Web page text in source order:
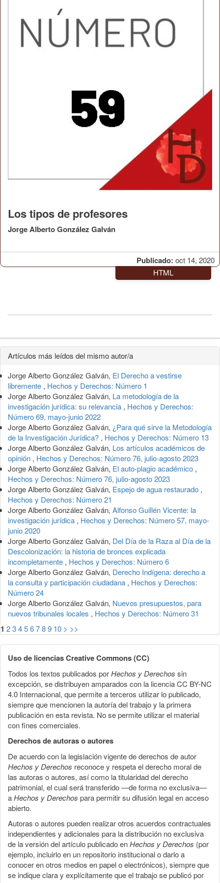
Publicado: oct 14, 2020
Los tipos de profesores
Jorge Alberto González Galván
HTML
Detalles
del
artículo
Artículos más leídos del mismo autor/a
Jorge Alberto González Galván, El Derecho a vestirse
libremente , Hechos y Derechos: Número 1
Jorge Alberto González Galván, La metodología de la
investigación jurídica: su relevancia , Hechos y Derechos:
Número 69, mayo-junio 2022
Jorge Alberto González Galván, ¿Para qué sirve la Metodología
de la Investigación Jurídica? , Hechos y Derechos: Número 13
Jorge Alberto González Galván, Los artículos académicos de
opinión , Hechos y Derechos: Número 76, julio-agosto 2023
Jorge Alberto González Galván, El auto-plagio académico ,
Hechos y Derechos: Número 76, julio-agosto 2023
Jorge Alberto González Galván, Espejo de agua restaurado ,
Hechos y Derechos: Número 21
Jorge Alberto González Galván, Alfonso Guillén Vicente: la
investigación jurídica , Hechos y Derechos: Número 57, mayo-
junio 2020
Jorge Alberto González Galván, Del Día de la Raza al Día de la
Descolonización: la historia de bronces explicada
incompletamente , Hechos y Derechos: Número 6
Jorge Alberto González Galván, Derecho Indígena: derecho a
la consulta y participación ciudadana , Hechos y Derechos:
Número 24
Jorge Alberto González Galván, Nuevos presupuestos, para
nuevos tribunales locales , Hechos y Derechos: Número 31
1 23456789 10 > >>
Uso de licencias Creative Commons (CC)
Todos los textos publicados porHechos y Derechos sin
excepción, se distribuyen amparados con la licencia CC BY-NC
4.0 Internacional, que permite a terceros utilizar lo publicado,
siempre que mencionen la autoría del trabajo y la primera
publicación en esta revista. No se permite utilizar el material
con fines comerciales.
Derechos de autoras o autores
De acuerdo con la legislación vigente de derechos de autor
Hechos y Derechos reconoce y respeta el derecho moral de
las autoras o autores, así como la titularidad del derecho
patrimonial, el cual será transferido —de forma no exclusiva—
aHechos y Derechos para permitir su difusión legal en acceso
abierto.
Autoras o autores pueden realizar otros acuerdos contractuales
independientes y adicionales para la distribución no exclusiva
de la versión del artículo publicado enHechos y Derechos (por
ejemplo, incluirlo en un repositorio institucional o darlo a
conocer en otros medios en papel o electrónicos), siempre que
se indique clara y explícitamente que el trabajo se publicó por